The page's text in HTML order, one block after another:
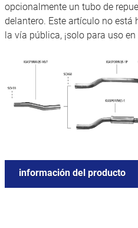
opcionalmente un tubo de
delantero. Este artículo no está
la vía pública, ¡solo para uso
información del producto